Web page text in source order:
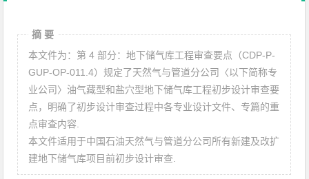
摘 要
本文件为：第 4 部分：地下储气库工程审查要点（CDP-P-
GUP-OP-011.4）​规定了天然气与管道分公司〈以下简称专
业公司〉油气藏型和盐穴型地下储气库工程初步设计审查要
点，明确了初步设计审查过程中各专业设计文件、专篇的重
点审查内容.
本文件适用于中国石油天然气与管道分公司所有新建及改扩
建地下储气库项目前初步设计审查.